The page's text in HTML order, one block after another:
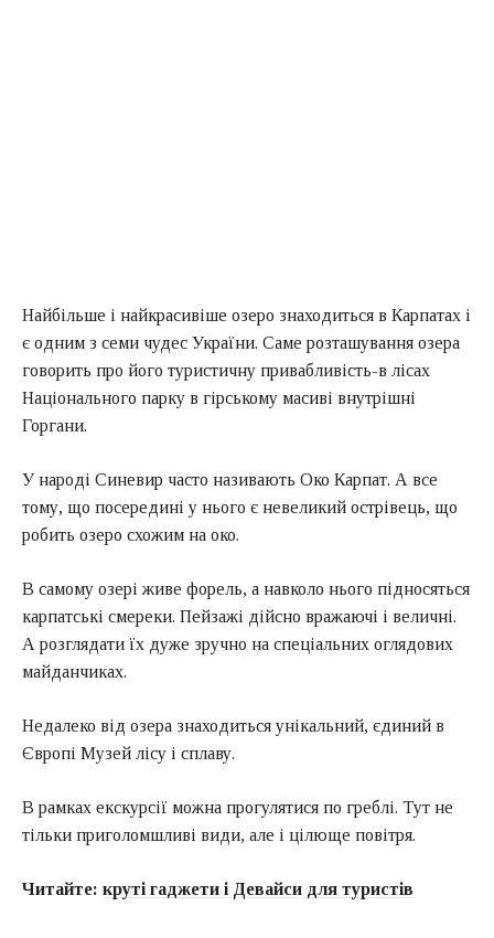
Найбільше і найкрасивіше озеро знаходиться в Карпатах і
є одним з семи чудес України. Саме розташування озера
говорить про його туристичну привабливість-в лісах
Національного парку в гірському масиві внутрішні
Горгани.
У народі Синевир часто називають Око Карпат. А все
тому, що посередині у нього є невеликий острівець, що
робить озеро схожим на око.
В самому озері живе форель, а навколо нього підносяться
карпатські смереки. Пейзажі дійсно вражаючі і величні.
А розглядати їх дуже зручно на спеціальних оглядових
майданчиках.
Недалеко від озера знаходиться унікальний, єдиний в
Європі Музей лісу і сплаву.
В рамках екскурсії можна прогулятися по греблі. Тут не
тільки приголомшливі види, але і цілюще повітря.
Читайте: круті гаджети і Девайси для туристів